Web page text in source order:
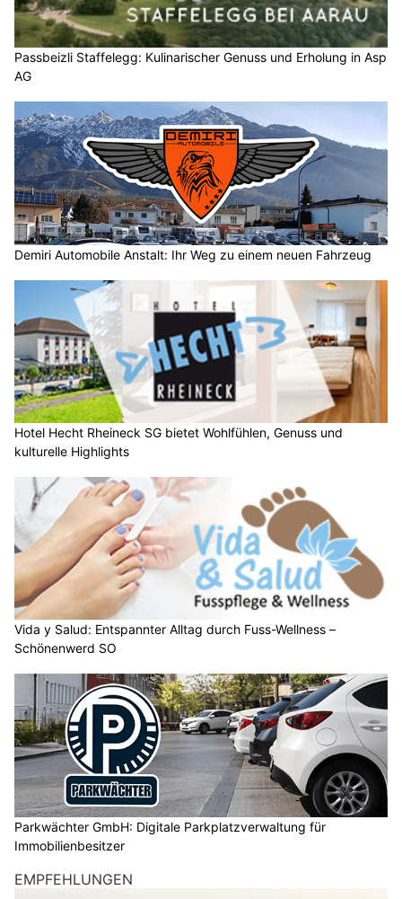
Passbeizli Staffelegg: Kulinarischer Genuss und Erholung in Asp
AG
Demiri Automobile Anstalt: Ihr Weg zu einem neuen Fahrzeug
Hotel Hecht Rheineck SG bietet Wohlfühlen, Genuss und
kulturelle Highlights
Vida y Salud: Entspannter Alltag durch Fuss-Wellness –
Schönenwerd SO
Parkwächter GmbH: Digitale Parkplatzverwaltung für
Immobilienbesitzer
EMPFEHLUNGEN